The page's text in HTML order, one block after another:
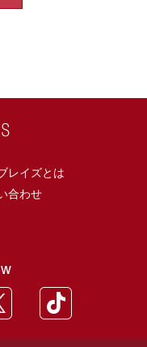
レイズとは
合わせ